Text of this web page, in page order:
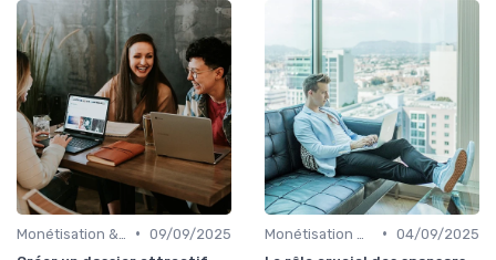
• 09/09/2025
• 04/09/2025